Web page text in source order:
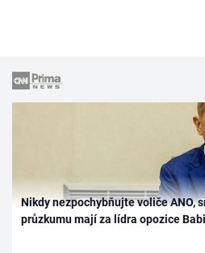
Nikdy nezpochybňujte voliče ANO,
průzkumu mají za lídra opozice